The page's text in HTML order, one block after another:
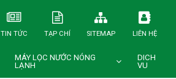
TIN TỨC TẠP CHÍ SITEMAP LIÊN HỆ
MÁY LỌC NƯỚC NÓNG
LẠNH
DICH
VU